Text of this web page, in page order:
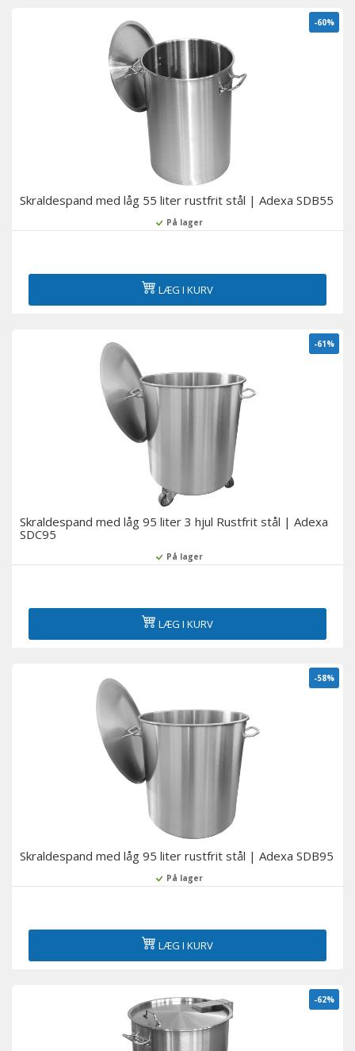
-60%
Skraldespand med låg 55 liter rustfrit stål | Adexa SDB55
På lager
LÆG I KURV
-61%
Skraldespand med låg 95 liter 3 hjul Rustfrit stål | Adexa
SDC95
På lager
LÆG I KURV
-58%
Skraldespand med låg 95 liter rustfrit stål | Adexa SDB95
På lager
LÆG I KURV
-62%